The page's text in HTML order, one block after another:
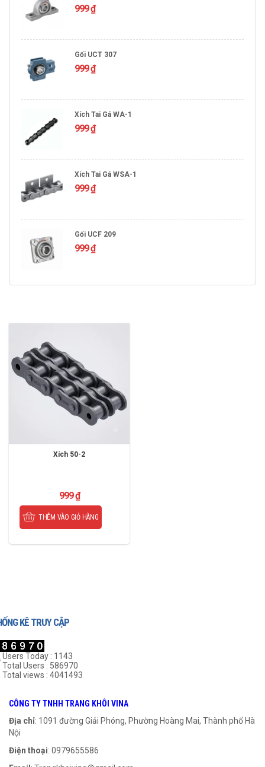
999₫
Gối UCT 307
999₫
Xích Tai Gá WA-1
999₫
Xích Tai Gá WSA-1
999₫
Gối UCF 209
999₫
Xích 50-2
999₫
THÊM VÀO GIỎ HÀNG
KÊ TRUY CẬP
Users Today : 1143
Total Users : 586970
Total views : 4041493
CÔNG TY TNHH TRANG KHÔI VINA
Địa chỉ: 1091 đường Giải Phóng, Phường Hoàng Mai, Thành phố Hà
Nội
Điện thoại: 0979655586